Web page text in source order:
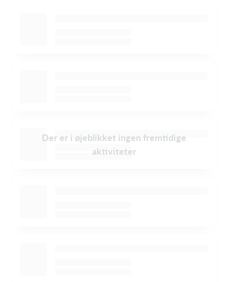
Der er i øjeblikket ingen fremtidige
aktiviteter